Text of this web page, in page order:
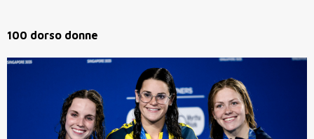
100 dorso donne